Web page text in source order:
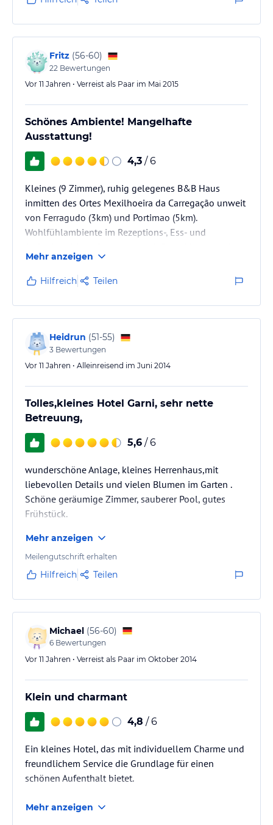
Fritz (56-60)
22 Bewertungen
Vor 11 Jahren • Verreist als Paar im Mai 2015
Schönes Ambiente! Mangelhafte
Ausstattung!
4,3 / 6
Kleines (9 Zimmer), ruhig gelegenes B&B Haus
inmitten des Ortes Mexilhoeira da Carregação unweit
von Ferragudo (3km) und Portimao (5km).
Wohlfühlambiente im Rezeptions-, Ess- und
jeder Menge blühenden und duftenden Pflanzen.
Zimmer "B" mit Terrasse im 1. Stockgelegen.
Zimmerausstattung, Badausstattung, Pool- und
Terrassenmöbel schon gehörig in die Jahre
gekommen. Dies gilt auch für die Elektroinstallation.
Zimmer "B" sehr klein mit wenig Bewegungsfreiheit.
Koffer…
Mehr anzeigen
Hilfreich Teilen
Heidrun (51-55)
3 Bewertungen
Vor 11 Jahren • Alleinreisend im Juni 2014
Tolles,kleines Hotel Garni, sehr nette
Betreuung,
5,6 / 6
wunderschöne Anlage, kleines Herrenhaus,mit
liebevollen Details und vielen Blumen im Garten .
Schöne geräumige Zimmer, sauberer Pool, gutes
Frühstück.
Mehr anzeigen
Meilengutschrift erhalten
Hilfreich Teilen
Michael (56-60)
6 Bewertungen
Vor 11 Jahren • Verreist als Paar im Oktober 2014
Klein und charmant
4,8 / 6
Ein kleines Hotel, das mit individuellem Charme und
freundlichem Service die Grundlage für einen
schönen Aufenthalt bietet.
Mehr anzeigen